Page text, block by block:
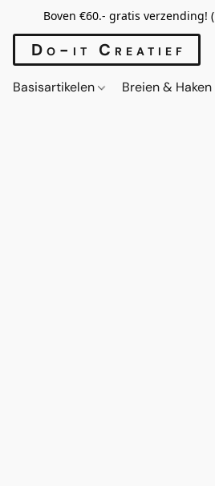
Boven €60.- gratis verzending!
Do-it Creatief
Basisartikelen Breien & Haken